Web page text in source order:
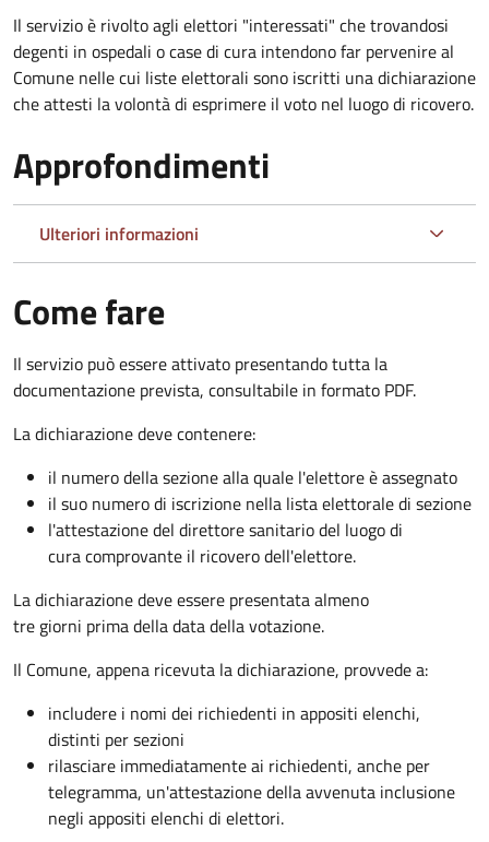
Il servizio è rivolto agli elettori "interessati" che trovandosi
degenti in ospedali o case di cura intendono far pervenire al
Comune nelle cui liste elettorali sono iscritti una dichiarazione
che attesti la volontà di esprimere il voto nel luogo di ricovero.
Approfondimenti
Ulteriori informazioni
Come fare
Il servizio può essere attivato presentando tutta la
documentazione prevista, consultabile in formato PDF.
La dichiarazione deve contenere:
il numero della sezione alla quale l'elettore è assegnato
il suo numero di iscrizione nella lista elettorale di sezione
l'attestazione del direttore sanitario del luogo di
cura comprovante il ricovero dell'elettore.
La dichiarazione deve essere presentata almeno
tre giorni prima della data della votazione.
Il Comune, appena ricevuta la dichiarazione, provvede a:
includere i nomi dei richiedenti in appositi elenchi,
distinti per sezioni
rilasciare immediatamente ai richiedenti, anche per
telegramma, un'attestazione della avvenuta inclusione
negli appositi elenchi di elettori.